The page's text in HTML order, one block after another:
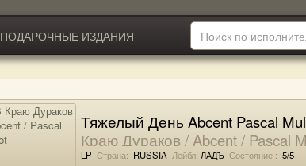
ПОДАРОЧНЫЕ ИЗДАНИЯ
Тяжелый День Abcent Pascal
Краю Дураков / Abcent / Pascal
LP Страна: RUSSIA Лейбл: ЛАДЪ Состояние : 5/5-